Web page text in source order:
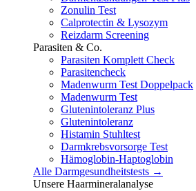
Zonulin Test
Calprotectin & Lysozym
Reizdarm Screening
Parasiten & Co.
Parasiten Komplett Check
Parasitencheck
Madenwurm Test Doppelpack
Madenwurm Test
Glutenintoleranz Plus
Glutenintoleranz
Histamin Stuhltest
Darmkrebsvorsorge Test
Hämoglobin-Haptoglobin
Alle Darmgesundheitstests →
Unsere Haarmineralanalyse